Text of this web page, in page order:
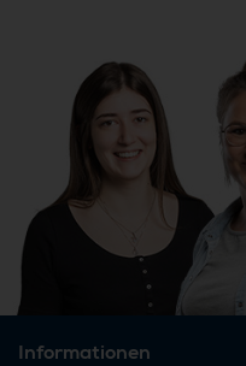
Informationen